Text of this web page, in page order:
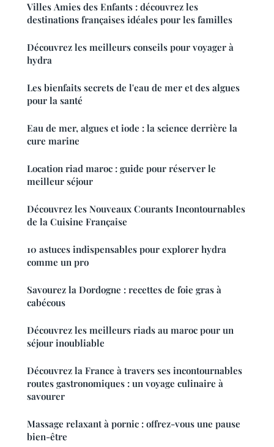
Villes Amies des Enfants : découvrez les
destinations françaises idéales pour les familles
Découvrez les meilleurs conseils pour voyager à
hydra
Les bienfaits secrets de l'eau de mer et des algues
pour la santé
Eau de mer, algues et iode : la science derrière la
cure marine
Location riad maroc : guide pour réserver le
meilleur séjour
Découvrez les Nouveaux Courants Incontournables
de la Cuisine Française
10 astuces indispensables pour explorer hydra
comme un pro
Savourez la Dordogne : recettes de foie gras à
cabécous
Découvrez les meilleurs riads au maroc pour un
séjour inoubliable
Découvrez la France à travers ses incontournables
routes gastronomiques : un voyage culinaire à
savourer
Massage relaxant à pornic : offrez-vous une pause
bien-être